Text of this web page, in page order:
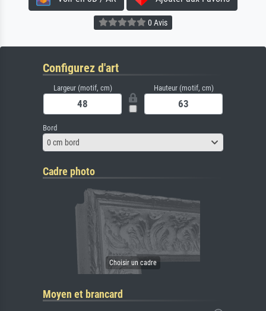
0 Avis
Configurez d'art
Largeur (motif, cm) Hauteur (motif, cm)
Bord
0 cm bord
Cadre photo
Moyen et brancard